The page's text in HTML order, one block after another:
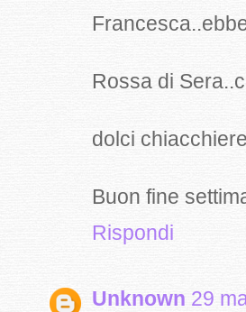
Rossa di
dolci
Buon fine
Rispondi
Unknown 29